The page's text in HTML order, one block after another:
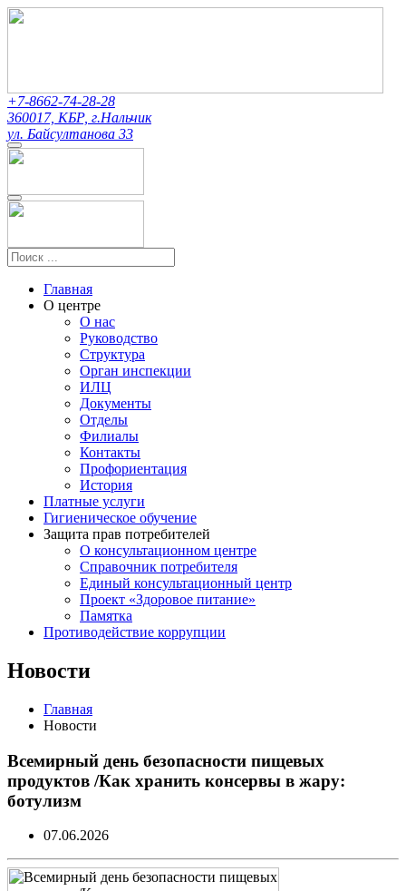
+7-8662-74-28-28
360017, КБР, г.Нальчик
ул. Байсултанова 33
Главная
О центре
О нас
Руководство
Структура
Орган инспекции
ИЛЦ
Документы
Отделы
Филиалы
Контакты
Профориентация
История
Платные услуги
Гигиеническое обучение
Защита прав потребителей
О консультационном центре
Справочник потребителя
Единый консультационный центр
Проект «Здоровое питание»
Памятка
Противодействие коррупции
Новости
Главная
Новости
Всемирный день безопасности пищевых
продуктов /Как хранить консервы в жару:
ботулизм
07.06.2026